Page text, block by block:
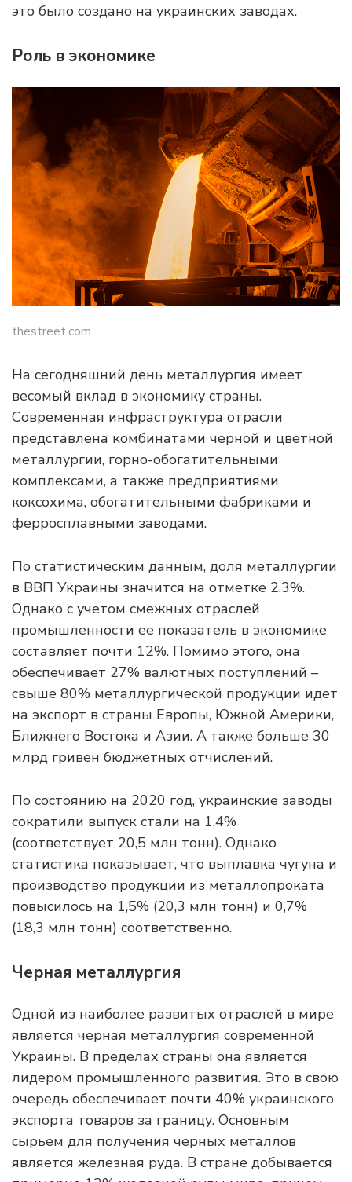
это было создано на украинских заводах.
Роль в экономике
thestreet.com
На сегодняшний день металлургия имеет
весомый вклад в экономику страны.
Современная инфраструктура отрасли
представлена комбинатами черной и цветной
металлургии, горно-обогатительными
комплексами, а также предприятиями
коксохима, обогатительными фабриками и
ферросплавными заводами.
По статистическим данным, доля металлургии
в ВВП Украины значится на отметке 2,3%.
Однако с учетом смежных отраслей
промышленности ее показатель в экономике
составляет почти 12%. Помимо этого, она
обеспечивает 27% валютных поступлений –
свыше 80% металлургической продукции идет
на экспорт в страны Европы, Южной Америки,
Ближнего Востока и Азии. А также больше 30
млрд гривен бюджетных отчислений.
По состоянию на 2020 год, украинские заводы
сократили выпуск стали на 1,4%
(соответствует 20,5 млн тонн). Однако
статистика показывает, что выплавка чугуна и
производство продукции из металлопроката
повысилось на 1,5% (20,3 млн тонн) и 0,7%
(18,3 млн тонн) соответственно.
Черная металлургия
Одной из наиболее развитых отраслей в мире
является черная металлургия современной
Украины. В пределах страны она является
лидером промышленного развития. Это в свою
очередь обеспечивает почти 40% украинского
экспорта товаров за границу. Основным
сырьем для получения черных металлов
является железная руда. В стране добывается